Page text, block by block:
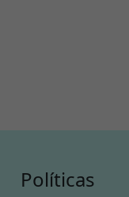
Políticas